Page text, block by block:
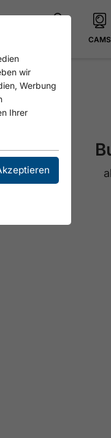
CAMS
wir
Werbung
Ihrer